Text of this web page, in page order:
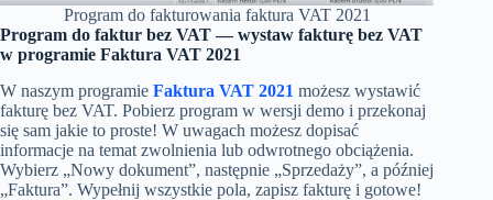
Program do fakturowania faktura VAT 2021
Program do faktur bez VAT — wystaw fakturę bez VAT
w programie Faktura VAT 2021
W naszym programie Faktura VAT 2021 możesz wystawić
fakturę bez VAT. Pobierz program w wersji demo i przekonaj
się sam jakie to proste! W uwagach możesz dopisać
informacje na temat zwolnienia lub odwrotnego obciążenia.
Wybierz „Nowy dokument”, następnie „Sprzedaży”, a później
„Faktura”. Wypełnij wszystkie pola, zapisz fakturę i gotowe!